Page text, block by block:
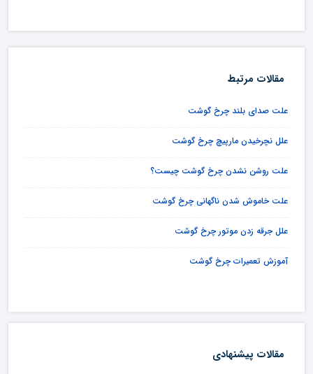
مقالات مرتبط
علت صدای بلند چرخ گوشت
علل نچرخیدن مارپیچ چرخ گوشت
علت روشن نشدن چرخ گوشت چیست؟
علت خاموش شدن ناگهانی چرخ گوشت
علل جرقه زدن موتور چرخ گوشت
آموزش تعمیرات چرخ گوشت
مقالات پیشنهادی